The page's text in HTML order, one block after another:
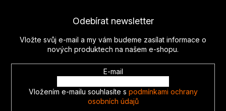
Odebírat newsletter
Vložte svůj e-mail a my vám budeme zasílat informace o
nových produktech na našem e-shopu.
E-mail
Vložením e-mailu souhlasíte s podmínkami ochrany
osobních údajů